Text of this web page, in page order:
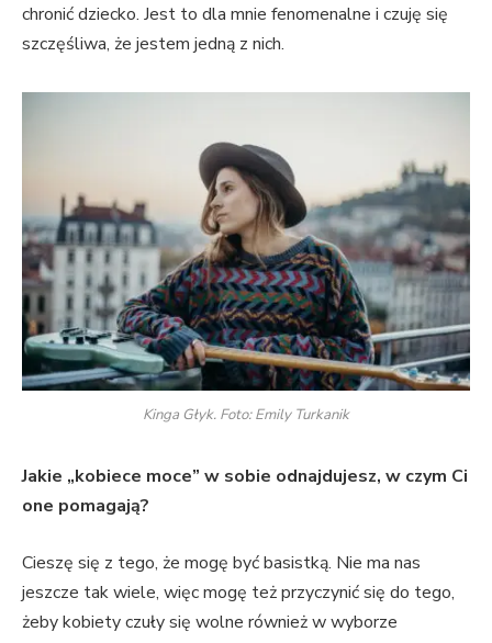
chronić dziecko. Jest to dla mnie fenomenalne i czuję się
szczęśliwa, że jestem jedną z nich.
Kinga Głyk. Foto: Emily Turkanik
Jakie „kobiece moce” w sobie odnajdujesz, w czym Ci
one pomagają?
Cieszę się z tego, że mogę być basistką. Nie ma nas
jeszcze tak wiele, więc mogę też przyczynić się do tego,
żeby kobiety czuły się wolne również w wyborze